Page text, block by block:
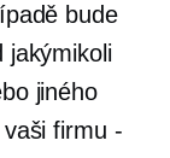
bude
jakýmikoli
jiného
firmu -